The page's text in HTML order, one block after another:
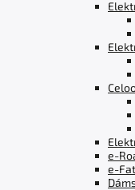
e-
e-